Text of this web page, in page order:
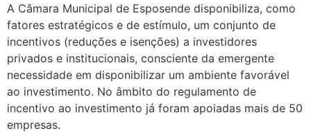
A Câmara Municipal de Esposende disponibiliza, como
fatores estratégicos e de estímulo, um conjunto de
incentivos (reduções e isenções) a investidores
privados e institucionais, consciente da emergente
necessidade em disponibilizar um ambiente favorável
ao investimento. No âmbito do regulamento de
incentivo ao investimento já foram apoiadas mais de 50
empresas.